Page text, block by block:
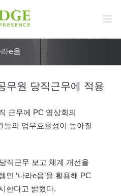
e음
무원 당직근무에 적용
근무에 PC 영상회의
들의 업무효율성이 높아질
직근무 보고 체계 개선을
‘나라e음’을 활용해 PC
한다고 밝혔다.